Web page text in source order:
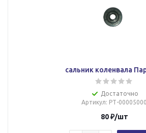
сальник коленвала
Достаточно
Артикул: РТ-00005000
80₽/шт